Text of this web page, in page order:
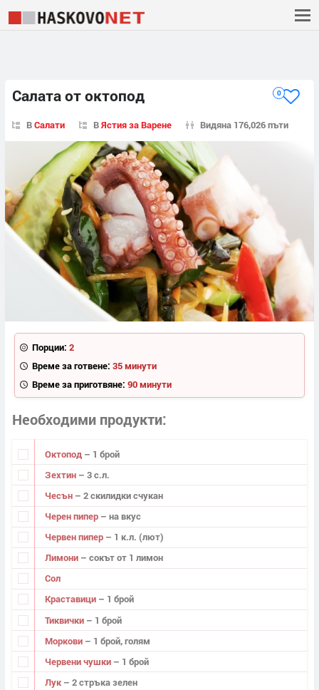
Салата от октопод 0
ВСалати ВЯстия за Варене Видяна 176,026 пъти
Порции: 2
Време за готвене: 35 минути
Време за приготвяне: 90 минути
Необходими продукти
Октопод – 1 брой
Зехтин – 3 с.л.
Чесън – 2 скилидки счукан
Черен пипер – на вкус
Червен пипер – 1 к.л. (лют)
Лимони – сокът от 1 лимон
Сол
Краставици – 1 брой
Тиквички – 1 брой
Моркови – 1 брой, голям
Червени чушки – 1 брой
Лук – 2 стръка зелен